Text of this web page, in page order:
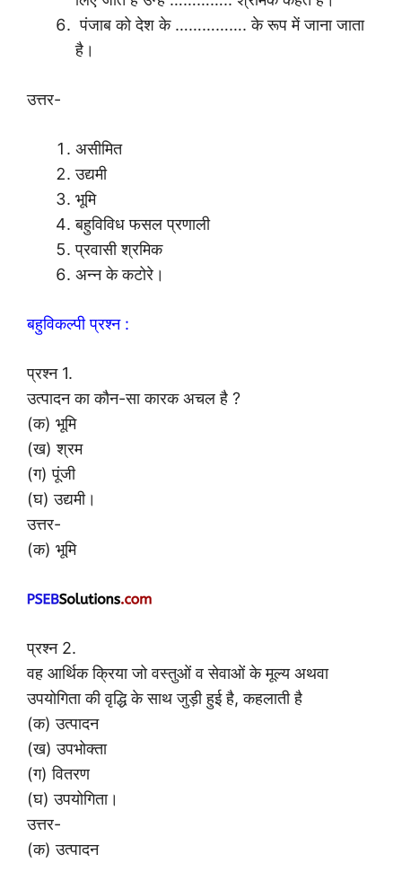
पंजाब को देश के ……………. के रूप में जाना जाता
है।
उत्तर-
असीमित
उद्यमी
भूमि
बहुविविध फसल प्रणाली
प्रवासी श्रमिक
अन्न के कटोरे।
बहुविकल्पी प्रश्न :
प्रश्न 1.
उत्पादन का कौन-सा कारक अचल है ?
(क) भूमि
(ख) श्रम
(ग) पूंजी
(घ) उद्यमी।
उत्तर-
(क) भूमि
प्रश्न 2.
वह आर्थिक क्रिया जो वस्तुओं व सेवाओं के मूल्य अथवा
उपयोगिता की वृद्धि के साथ जुड़ी हुई है, कहलाती है
(क) उत्पादन
(ख) उपभोक्ता
(ग) वितरण
(घ) उपयोगिता।
उत्तर-
(क) उत्पादन